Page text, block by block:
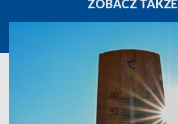
ZOBACZ TAKŻE